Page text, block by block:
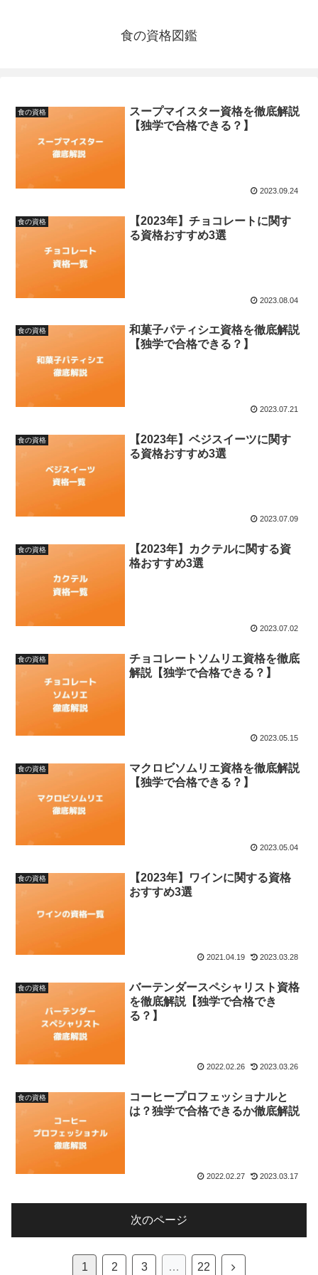
食の資格図鑑
食の資格
スープマイスター資格を徹底解説
【独学で合格できる？】
2023.09.24
食の資格
【2023年】チョコレートに関す
る資格おすすめ3選
2023.08.04
食の資格
和菓子パティシエ資格を徹底解説
【独学で合格できる？】
2023.07.21
食の資格
【2023年】ベジスイーツに関す
る資格おすすめ3選
2023.07.09
食の資格
【2023年】カクテルに関する資
格おすすめ3選
2023.07.02
食の資格
チョコレートソムリエ資格を徹底
解説【独学で合格できる？】
2023.05.15
食の資格
マクロビソムリエ資格を徹底解説
【独学で合格できる？】
2023.05.04
食の資格
【2023年】ワインに関する資格
おすすめ3選
2021.04.19 2023.03.28
食の資格
バーテンダースペシャリスト資格
を徹底解説【独学で合格でき
る？】
2022.02.26 2023.03.26
食の資格
コーヒープロフェッショナルと
は？独学で合格できるか徹底解説
2022.02.27 2023.03.17
次のページ
1 2 3 … 22 次